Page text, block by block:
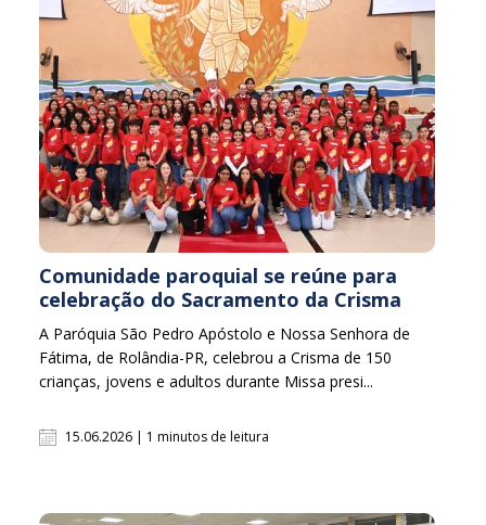
Comunidade paroquial se reúne para
celebração do Sacramento da Crisma
A Paróquia São Pedro Apóstolo e Nossa Senhora de
Fátima, de Rolândia-PR, celebrou a Crisma de 150
crianças, jovens e adultos durante Missa presi...
15.06.2026 | 1 minutos de leitura